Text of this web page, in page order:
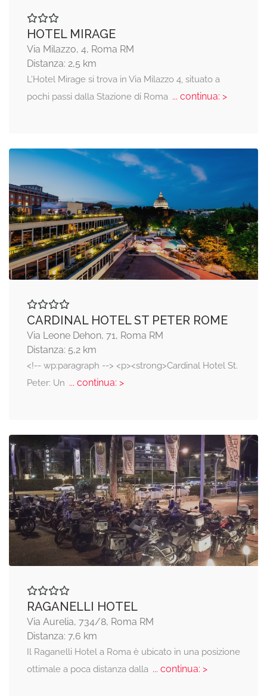
HOTEL MIRAGE
Via Milazzo, 4, Roma RM
Distanza: 2,5 km
L’Hotel Mirage si trova in Via Milazzo 4, situato a
pochi passi dalla Stazione di Roma... continua: >
CARDINAL HOTEL ST PETER ROME
Via Leone Dehon, 71, Roma RM
Distanza: 5,2 km
<!-- wp:paragraph --> <p><strong>Cardinal Hotel St.
Peter: Un ... continua: >
RAGANELLI HOTEL
Via Aurelia, 734/8, Roma RM
Distanza: 7,6 km
Il Raganelli Hotel a Roma è ubicato in una posizione
ottimale a poca distanza dalla... continua: >